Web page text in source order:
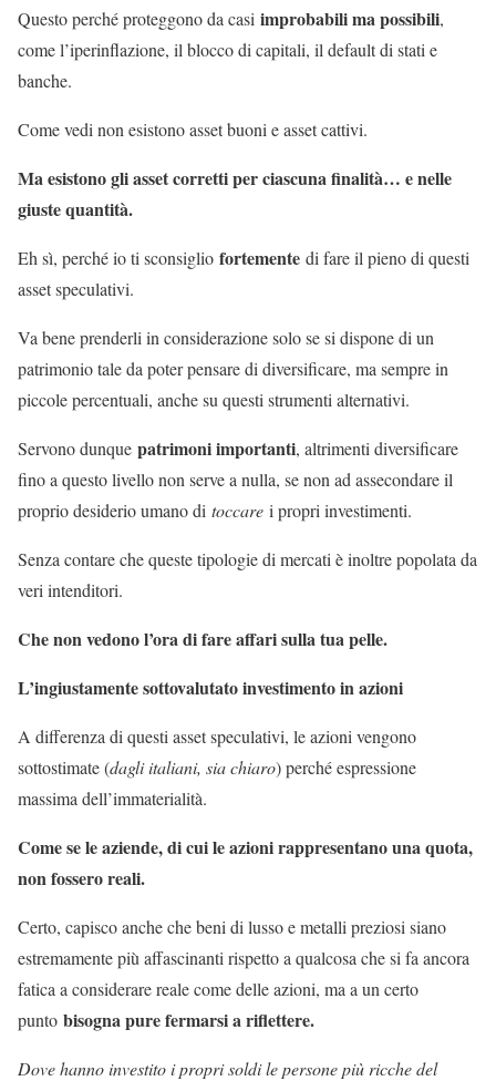
Questo perché proteggono da casi improbabili ma possibili,
come l’iperinflazione, il blocco di capitali, il default di stati e
banche.
Come vedi non esistono asset buoni e asset cattivi.
Ma esistono gli asset corretti per ciascuna finalità… e nelle
giuste quantità.
Eh sì, perché io ti sconsiglio fortemente di fare il pieno di questi
asset speculativi.
Va bene prenderli in considerazione solo se si dispone di un
patrimonio tale da poter pensare di diversificare, ma sempre in
piccole percentuali, anche su questi strumenti alternativi.
Servono dunque patrimoni importanti, altrimenti diversificare
fino a questo livello non serve a nulla, se non ad assecondare il
proprio desiderio umano di toccare i propri investimenti.
Senza contare che queste tipologie di mercati è inoltre popolata da
veri intenditori.
Che non vedono l’ora di fare affari sulla tua pelle.
L’ingiustamente sottovalutato investimento in azioni
A differenza di questi asset speculativi, le azioni vengono
sottostimate (dagli italiani, sia chiaro) perché espressione
massima dell’immaterialità.
Come se le aziende, di cui le azioni rappresentano una quota,
non fossero reali.
Certo, capisco anche che beni di lusso e metalli preziosi siano
estremamente più affascinanti rispetto a qualcosa che si fa ancora
fatica a considerare reale come delle azioni, ma a un certo
punto bisogna pure fermarsi a riflettere.
Dove hanno investito i propri soldi le persone più ricche del